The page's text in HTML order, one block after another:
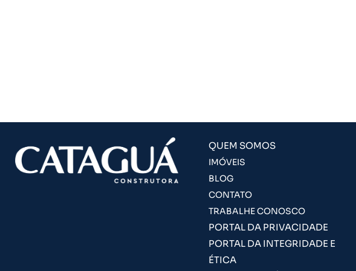
QUEM SOMOS
IMÓVEIS
BLOG
CONTATO
TRABALHE CONOSCO
PORTAL DA PRIVACIDADE
PORTAL DA INTEGRIDADE E
ÉTICA